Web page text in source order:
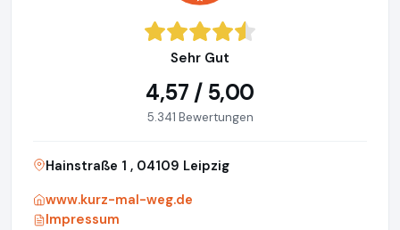
Sehr Gut
4,57 / 5,00
5.341 Bewertungen
Hainstraße 1 , 04109 Leipzig
www.kurz-mal-weg.de
Impressum